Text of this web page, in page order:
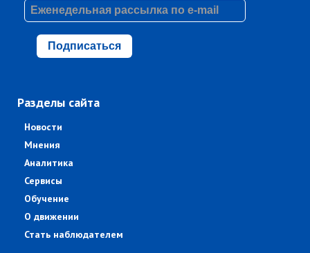
Подписаться
Разделы сайта
Новости
Мнения
Аналитика
Сервисы
Обучение
О движении
Стать наблюдателем